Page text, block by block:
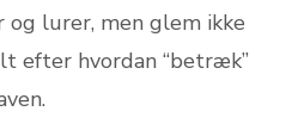
lurer, men glem ikke
efter hvordan “betræk”